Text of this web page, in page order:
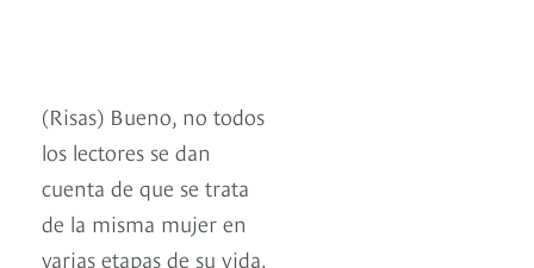
(Risas) Bueno, no todos
los lectores se dan
cuenta de que se trata
de la misma mujer en
varias etapas de su vida.